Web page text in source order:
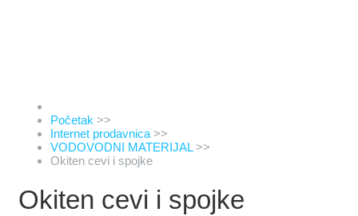
Početak >>
Internet prodavnica >>
VODOVODNI MATERIJAL >>
Okiten cevi i spojke
Okiten cevi i spojke